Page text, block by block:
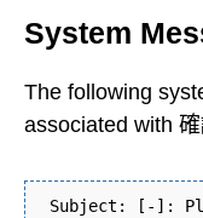
System
The following
associated with
Subject: [-]: